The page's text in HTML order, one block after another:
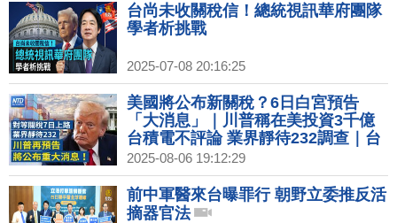
台尚未收關稅信！總統視訊華府團隊
學者析挑戰
2025-07-08 20:16:25
美國將公布新關稅？6日白宮預告
「大消息」｜川普稱在美投資3千億
台積電不評論 業界靜待232調查｜台
積電洩密案3人遭羈押禁見 東京威力
科創股價重創｜貝森特退出！川普：
聯準會主席人選縮小至4人
2025-08-06 19:12:29
前中軍醫來台曝罪行 朝野立委推反活
摘器官法